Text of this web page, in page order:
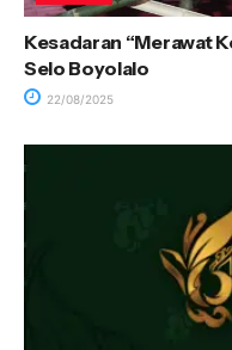
Kesadaran “Merawat
Selo Boyolalo
22/08/2025